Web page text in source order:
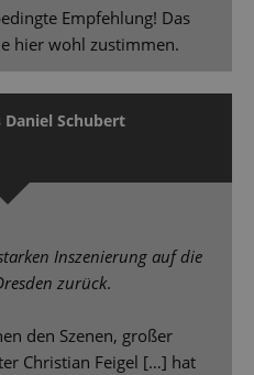
Empfehlung! Das
hier wohl zustimmen.
Daniel Schubert
Inszenierung auf die
zurück.
den Szenen, großer
Christian Feigel […] hat